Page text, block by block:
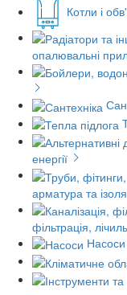
Котли і
опалювальні
енергії
арматура та
фільтрація,
Насоси